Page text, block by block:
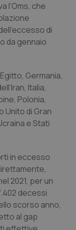
l’Oms, che
di
da gennaio
Germania,
Italia,
Polonia,
Unito di Gran
e Stati
in eccesso
2021, per un
decessi
scorso anno,
al gap